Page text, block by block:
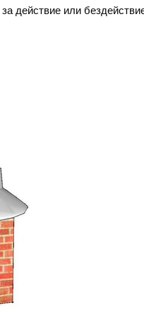
действие или